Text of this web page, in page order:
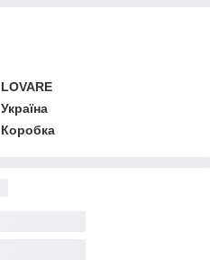
LOVARE
Україна
Коробка